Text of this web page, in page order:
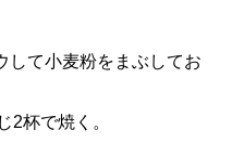
して小麦粉をまぶしてお
2杯で焼く。